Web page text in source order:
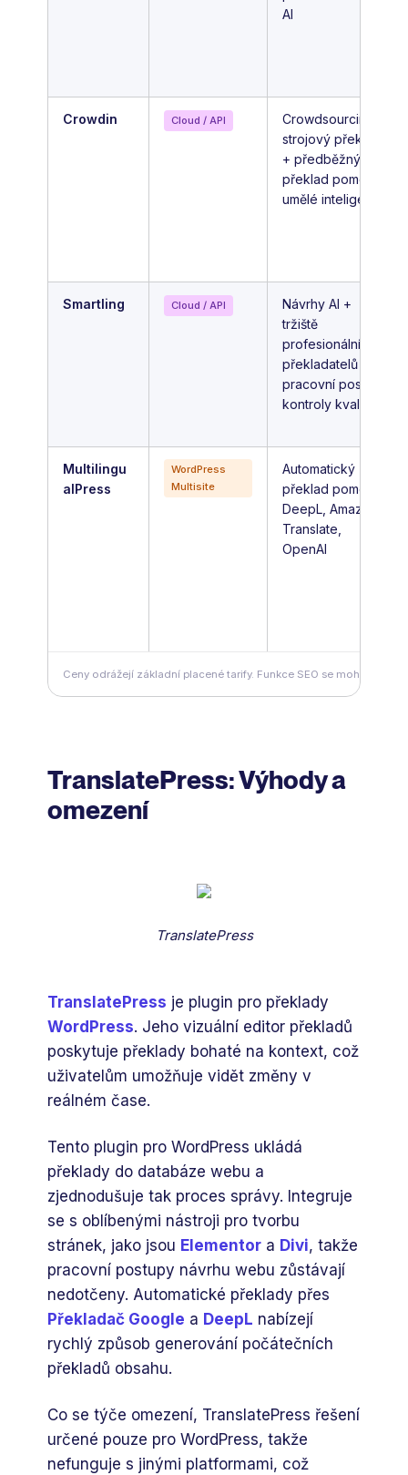
Ceny odrážejí základní placené tarify. Funkce SEO se mohou lišit
AI
Crowdin Cloud / API
Crowdsourcing +
strojový překlad
+ předběžný
překlad pomocí
umělé inteligence
Smartling Cloud / API
Návrhy AI +
tržiště
profesionálních
překladatelů +
pracovní postupy
kontroly kvality
Multilingu
alPress
WordPress
Multisite
Automatický
překlad pomocí
DeepL, Amazon
Translate,
OpenAI
TranslatePress: Výhody a
omezení
TranslatePress
TranslatePress je plugin pro překlady
WordPress. Jeho vizuální editor překladů
poskytuje překlady bohaté na kontext, což
uživatelům umožňuje vidět změny v
reálném čase.
Tento plugin pro WordPress ukládá
překlady do databáze webu a
zjednodušuje tak proces správy. Integruje
se s oblíbenými nástroji pro tvorbu
stránek, jako jsou Elementor a Divi, takže
pracovní postupy návrhu webu zůstávají
nedotčeny. Automatické překlady přes
Překladač Google a DeepL nabízejí
rychlý způsob generování počátečních
překladů obsahu.
Co se týče omezení, TranslatePress řešení
určené pouze pro WordPress, takže
nefunguje s jinými platformami, což